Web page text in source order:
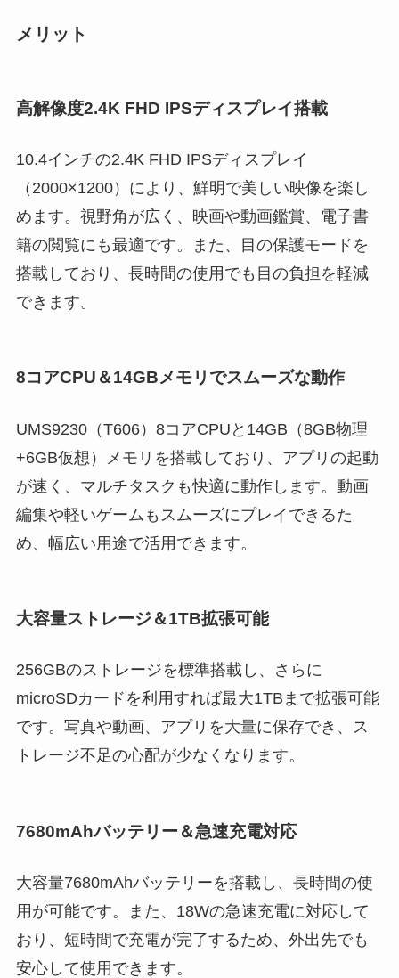
メリット
高解像度2.4K FHD IPSディスプレイ搭載
10.4インチの2.4K FHD IPSディスプレイ
（2000×1200）により、鮮明で美しい映像を楽し
めます。視野角が広く、映画や動画鑑賞、電子書
籍の閲覧にも最適です。また、目の保護モードを
搭載しており、長時間の使用でも目の負担を軽減
できます。
8コアCPU＆14GBメモリでスムーズな動作
UMS9230（T606）8コアCPUと14GB（8GB物理
+6GB仮想）メモリを搭載しており、アプリの起動
が速く、マルチタスクも快適に動作します。動画
編集や軽いゲームもスムーズにプレイできるた
め、幅広い用途で活用できます。
大容量ストレージ＆1TB拡張可能
256GBのストレージを標準搭載し、さらに
microSDカードを利用すれば最大1TBまで拡張可能
です。写真や動画、アプリを大量に保存でき、ス
トレージ不足の心配が少なくなります。
7680mAhバッテリー＆急速充電対応
大容量7680mAhバッテリーを搭載し、長時間の使
用が可能です。また、18Wの急速充電に対応して
おり、短時間で充電が完了するため、外出先でも
安心して使用できます。